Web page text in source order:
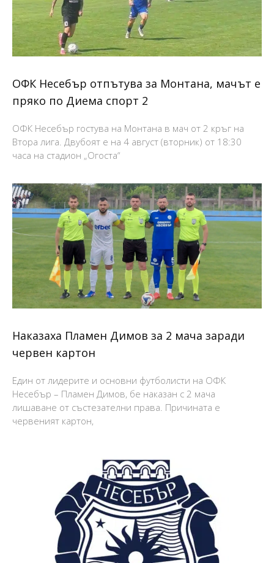
ОФК Несебър отпътува за Монтана, мачът е
пряко по Диема спорт 2
ОФК Несебър гостува на Монтана в мач от 2 кръг на
Втора лига. Двубоят е на 4 август (вторник) от 18:30
часа на стадион „Огоста“
Наказаха Пламен Димов за 2 мача заради
червен картон
Един от лидерите и основни футболисти на ОФК
Несебър – Пламен Димов, бе наказан с 2 мача
лишаване от състезателни права. Причината е
червеният картон,